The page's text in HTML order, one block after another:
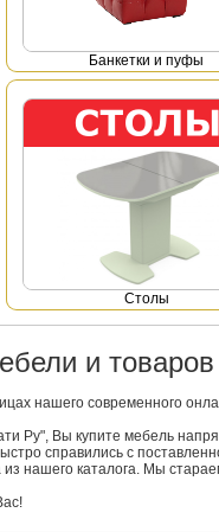
Банкетки и пуфы
Столы
и
нашего современного
Ру", Вы купите мебель
справились с
из нашего каталога. Мы